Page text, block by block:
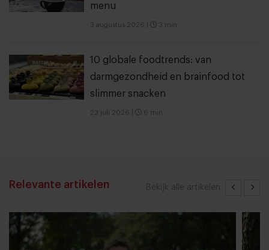
menu
3 augustus 2026 3 min
10 globale foodtrends: van
darmgezondheid en brainfood tot
slimmer snacken
23 juli 2026 6 min
Bekijk alle artikelen
Relevante artikelen